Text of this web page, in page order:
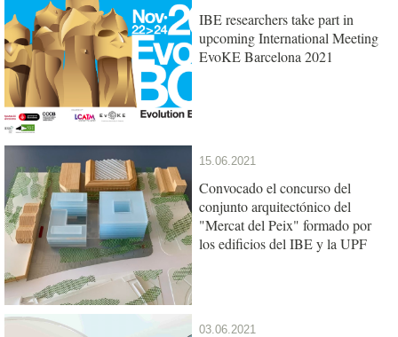
IBE researchers take part in
upcoming International Meeting
EvoKE Barcelona 2021
15.06.2021
Convocado el concurso del
conjunto arquitectónico del
"Mercat del Peix" formado por
los edificios del IBE y la UPF
03.06.2021